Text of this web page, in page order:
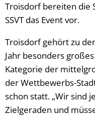
Troisdorf bereiten die
SSVT das Event vor.
Troisdorf gehört zu
Jahr besonders
Kategorie der
der Wettbewerbs-
schon statt. „Wir sind
Zielgeraden und